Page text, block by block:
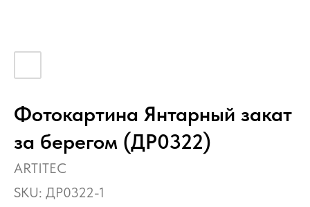
Фотокартина Янтарный закат
за берегом (ДР0322)
ARTITEC
SKU: ДР0322-1